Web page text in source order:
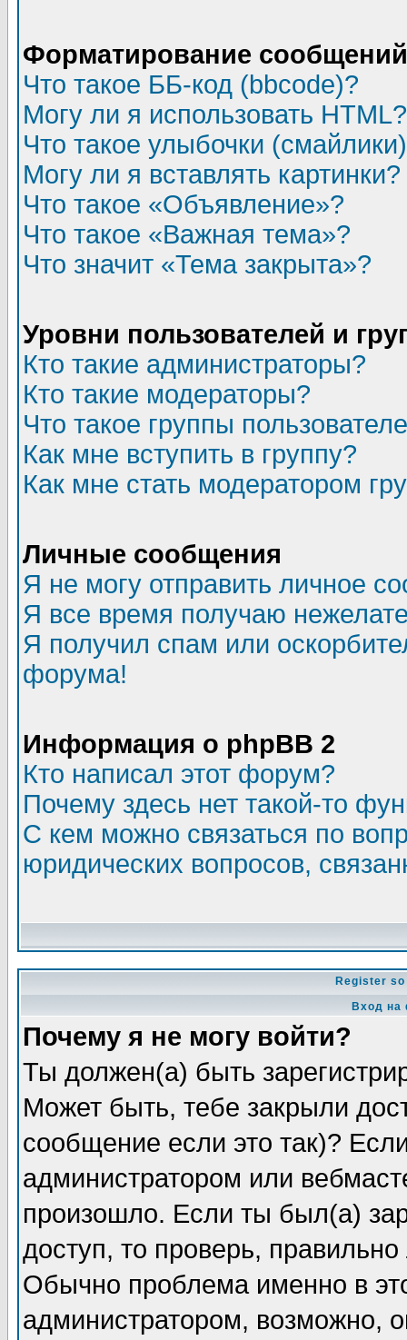
Форматирование
Что такое ББ-код (bbcode)?
Могу ли я использовать HTML?
Что такое улыбочки
Могу ли я вставлять картинки?
Что такое «Объявление»?
Что такое «Важная тема»?
Что значит «Тема закрыта»?
Уровни пользователей и
Кто такие администраторы?
Кто такие модераторы?
Что такое группы
Как мне вступить в группу?
Как мне стать модератором
Личные сообщения
Я не могу отправить личное
Я все время получаю
Я получил спам или
форума!
Информация о phpBB 2
Кто написал этот форум?
Почему здесь нет такой-то
С кем можно связаться по
юридических вопросов,
Register
Вход на
Почему я не могу войти?
Ты должен(а) быть
Может быть, тебе закрыли
сообщение если это так)?
администратором или
произошло. Если ты был(а)
доступ, то проверь,
Обычно проблема именно в
администратором, возможно,